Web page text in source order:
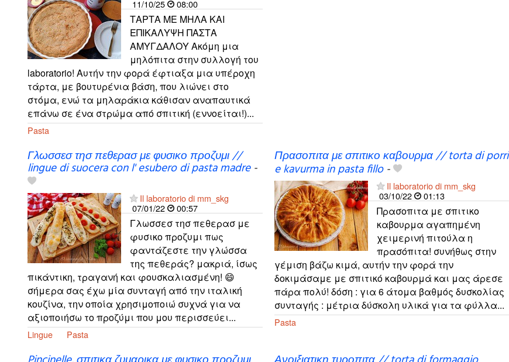
11/10/25
08:00
ΤΑΡΤΑ ΜΕ ΜΗΛΑ ΚΑΙ
ΕΠΙΚΑΛΥΨΗ ΠΑΣΤΑ
ΑΜΥΓΔΑΛΟΥ Ακόμη μια
μηλόπιτα στην συλλογή του
laboratorio! Αυτήν την φορά έφτιαξα μια υπέροχη
τάρτα, με βουτυρένια βάση, που λιώνει στο
στόμα, ενώ τα μηλαράκια κάθισαν αναπαυτικά
επάνω σε ένα στρώμα από σπιτική (εννοείται!)...
Pasta
Γλωσσεσ τησ πεθερασ με φυσικο προζυμι //
lingue di suocera con l' esubero di pasta madre-
Il laboratorio di mm_skg
07/01/22
00:57
Γλωσσεσ τησ πεθερασ με
φυσικο προζυμι πως
φαντάζεστε την γλώσσα
της πεθεράς? μακριά, ίσως
πικάντικη, τραγανή και φουσκαλιασμένη! 😄
σήμερα σας έχω μία συνταγή από την ιταλική
κουζίνα, την οποία χρησιμοποιώ συχνά για να
αξιοποιήσω το προζύμι που μου περισσεύει...
Lingue Pasta
Πρασοπιτα με σπιτικο καβουρμα // torta di porri
e kavurma in pasta fillo-
Il laboratorio di mm_skg
03/10/22
01:13
Πρασοπιτα με σπιτικο
καβουρμα αγαπημένη
χειμερινή πιτούλα η
πρασόπιτα! συνήθως στην
γέμιση βάζω κιμά, αυτήν την φορά την
δοκιμάσαμε με σπιτικό καβουρμά και μας άρεσε
πάρα πολύ! δόση : για 6 άτομα βαθμός δυσκολίας
συνταγής : μέτρια δύσκολη υλικά για τα φύλλα...
Pasta